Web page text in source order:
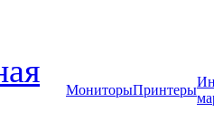
МониторыПринтеры